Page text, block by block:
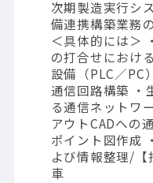
次期製造実行シ
備連携構築業務
＜具体的には＞
の打合せにおけ
設備（PLC／PC
通信回路構築 ・
る通信ネットワ
アウトCADへの
ポイント図作成
よび情報整理/
車